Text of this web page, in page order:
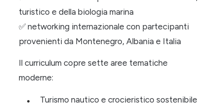
turistico e della biologia marina
✅ networking internazionale con partecipanti
provenienti da Montenegro, Albania e Italia
Il curriculum copre sette aree tematiche
moderne:
Turismo nautico e crocieristico sostenibile